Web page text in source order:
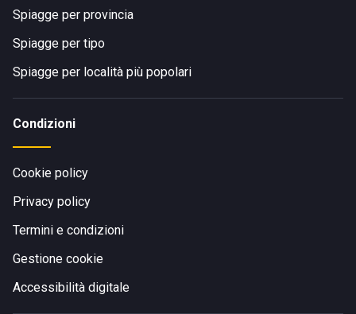
Spiagge per provincia
Spiagge per tipo
Spiagge per località più popolari
Condizioni
Cookie policy
Privacy policy
Termini e condizioni
Gestione cookie
Accessibilità digitale